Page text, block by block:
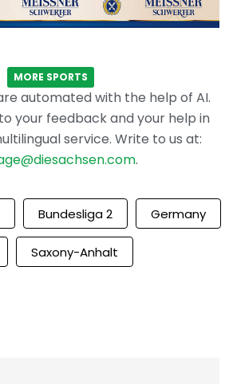
MORE SPORTS
automated with the help of AI.
your feedback and your help in
service. Write to us at:
.
Bundesliga 2 Germany
Saxony-Anhalt